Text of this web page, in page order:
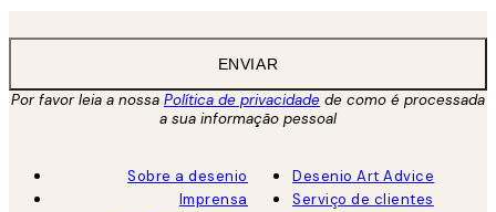
ENVIAR
Por favor leia a nossa Política de privacidade de como é processada
a sua informação pessoal
Sobre a desenio
Imprensa
Desenio Art Advice
Serviço de clientes